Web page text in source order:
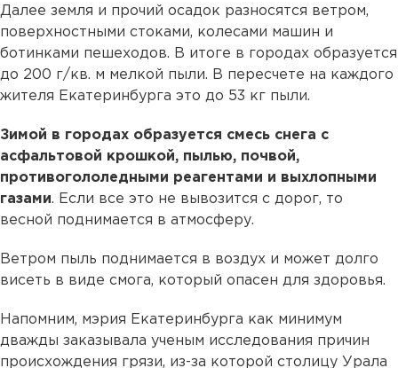
Далее земля и прочий осадок разносятся ветром,
поверхностными стоками, колесами машин и
ботинками пешеходов. В итоге в городах образуется
до 200 г/кв. м мелкой пыли. В пересчете на каждого
жителя Екатеринбурга это до 53 кг пыли.
Зимой в городах образуется смесь снега с
асфальтовой крошкой, пылью, почвой,
противогололедными реагентами и выхлопными
газами. Если все это не вывозится с дорог, то
весной поднимается в атмосферу.
Ветром пыль поднимается в воздух и может долго
висеть в виде смога, который опасен для здоровья.
Напомним, мэрия Екатеринбурга как минимум
дважды заказывала ученым исследования причин
происхождения грязи, из-за которой столицу Урала